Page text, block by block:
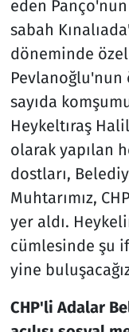
eden
sabah
döneminde
Pevlanoğlu'nun
sayıda
Heykeltıraş
olarak yapılan
dostları,
Muhtarımız,
yer aldı.
cümlesinde şu
yine
CHP'li Adalar